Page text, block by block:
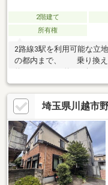
2階建て
所有権
2路線3駅を利用可能な
の都内まで、 乗り換え
約143.02m2（約43.2坪
ある角地に位置し、 開
スは東側の幅員約4.2m
車の出入りが少なく、
【シーカス】が地震の
震がきても安心です。■
坪） ゆとりのある
ス1台分あり（車種に…
埼玉県川越市